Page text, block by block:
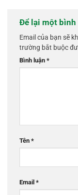
Để lại một bình
Email của bạn sẽ
trường bắt buộc
Bình luận *
Tên *
Email *